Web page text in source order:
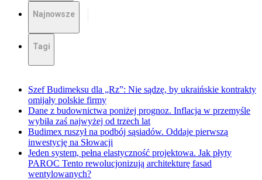
Najnowsze
Tagi
Szef Budimeksu dla „Rz”: Nie sądzę, by ukraińskie kontrakty
omijały polskie firmy
Dane z budownictwa poniżej prognoz. Inflacja w przemyśle
wybiła zaś najwyżej od trzech lat
Budimex ruszył na podbój sąsiadów. Oddaje pierwszą
inwestycję na Słowacji
Jeden system, pełna elastyczność projektowa. Jak płyty
PAROC Tento rewolucjonizują architekturę fasad
wentylowanych?